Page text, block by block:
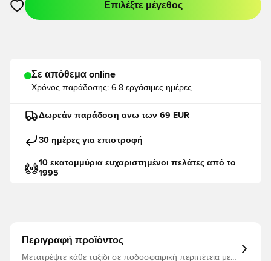
Ανοίγει ένα Modal για να συνδεθείτε ή να εγγραφείτε ως
Επιλέξτε μέγεθος
Σε απόθεμα online
Χρόνος παράδοσης: 6-8 εργάσιμες ημέρες
Δωρεάν παράδοση ανω των 69 EUR
30 ημέρες για επιστροφή
10 εκατομμύρια ευχαριστημένοι πελάτες από το
1995
Περιγραφή προϊόντος
Μετατρέψτε κάθε ταξίδι σε ποδοσφαιρική περιπέτεια με